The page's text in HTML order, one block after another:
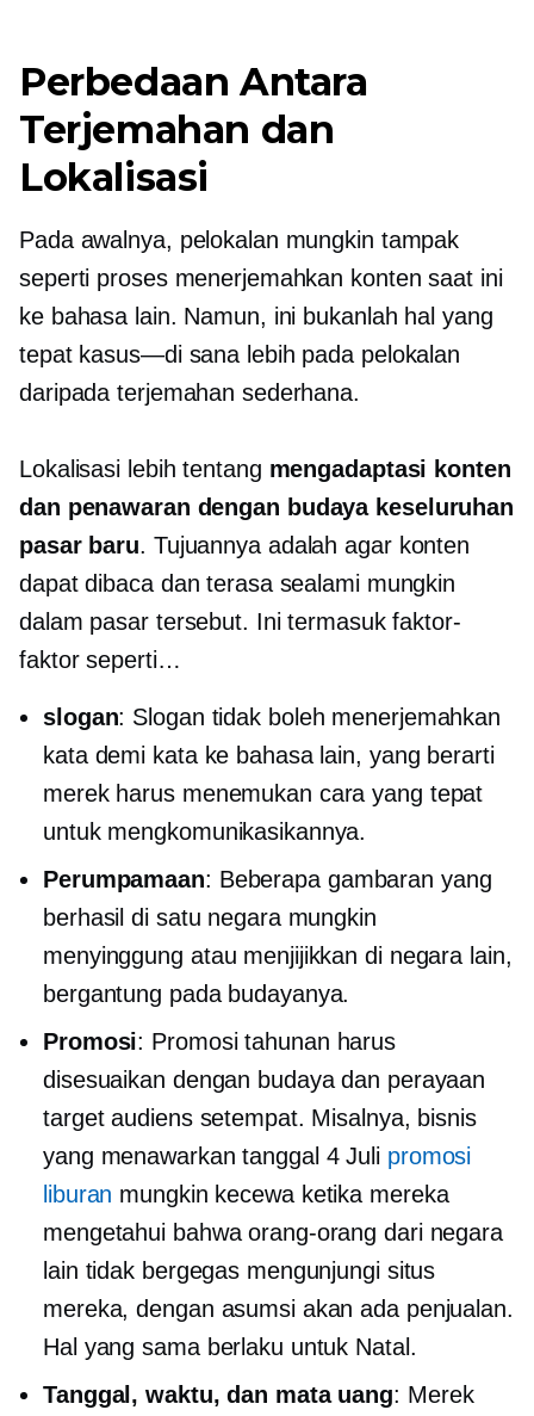
Perbedaan Antara
Terjemahan dan
Lokalisasi
Pada awalnya, pelokalan mungkin tampak
seperti proses menerjemahkan konten saat ini
ke bahasa lain. Namun, ini bukanlah hal yang
tepat kasus—di sana lebih pada pelokalan
daripada terjemahan sederhana.
Lokalisasi lebih tentang mengadaptasi konten
dan penawaran dengan budaya keseluruhan
pasar baru. Tujuannya adalah agar konten
dapat dibaca dan terasa sealami mungkin
dalam pasar tersebut. Ini termasuk faktor-
faktor seperti…
slogan: Slogan tidak boleh menerjemahkan
kata demi kata ke bahasa lain, yang berarti
merek harus menemukan cara yang tepat
untuk mengkomunikasikannya.
Perumpamaan: Beberapa gambaran yang
berhasil di satu negara mungkin
menyinggung atau menjijikkan di negara lain,
bergantung pada budayanya.
Promosi: Promosi tahunan harus
disesuaikan dengan budaya dan perayaan
target audiens setempat. Misalnya, bisnis
yang menawarkan tanggal 4 Juli promosi
liburan mungkin kecewa ketika mereka
mengetahui bahwa orang-orang dari negara
lain tidak bergegas mengunjungi situs
mereka, dengan asumsi akan ada penjualan.
Hal yang sama berlaku untuk Natal.
Tanggal, waktu, dan mata uang: Merek